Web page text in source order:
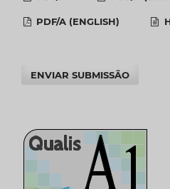
PDF/A (ENGLISH)
ENVIAR SUBMISSÃO